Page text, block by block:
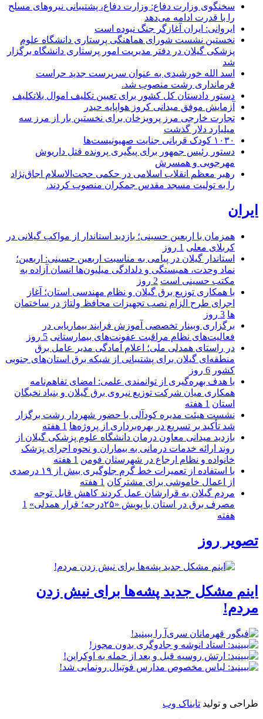
سخنگوی وزارت دفاع: وزارت دفاع، پشتیبانی نیرو‌های مسلح
را با قدرت ادامه می‌دهد
ایروانی: ایران آغازگر جنگ نبوده است
نخستین نشست شورای هماهنگی پرستاری دانشگاه علوم
پزشکی گیلان در دفتر مدیریت امور پرستاری دانشگاه برگزار
شد
اسد الله خورشیدی به عنوان سرپرست جدید حراست
فرمانداری رشت منصوب شد.
دستور دادستان کل کشور برای تعیین تکلیف اموال بلاتکلیف
آزمایش موفق میدانی کروز هواپایه حیدر
تجارت خارجی مرز پرویزخان برای نخستین بار از مرز سه
میلیارد دلار گذشت
۱۰۳۰ کودک قربانی جنایت صهیونیست‌ها
دستور رئیس جمهور برای پیگیری پرونده قتل داریوش
مهرجویی و همسرش
رهبر معظم انقلاب اسلامی در حکمی حجت‌الاسلام اجاق‌نژاد
را به تولیت مسجد مقدس جمکران منصوب کردند.
ایران
همزمان با اربعین حسینی؛ بازدید استاندار از مواکب گیلانی در
کربلای معلی 1 روز
استاندار گیلان در پیامی به مناسبت اربعین حسینی: اربعین؛
نماد وحدت، همبستگی و دلدادگی میلیون‌ها انسان آزاده به
مکتب حسینی است 2 روز
با همکاری توزیع برق گیلان و نظام مهندسی استان؛ آغاز
اجرای طرح الزام نصب تجهیزات محافظ ولتاژ در ساختمان
ها 3 روز
برگزاری وبینار تخصصی آموزش فرایند بیماریابی در
فعالیت‌های نظام مراقبت عفونت‌های بیمارستانی 5 روز
در راستای همدلی ملی؛ اعلام آمادگی مدیر عامل برق
منطقه‌ای گیلان برای پشتیبانی از شبكه برق استان‌های جنوبی
كشور 6 روز
با هدف بهره‌گیری از توانمندی علمی: امضای تفاهم‌نامه
همكاری میان شركت توزیع نیروی برق گیلان و بنیاد نخبگان
استان 1 هفته
نشست هیئت مدیره کودآلی با حضور شهردار رشت برگزار
شد تأکید بر تسریع در بهره‌برداری از پروژه‌ها 1 هفته
بازدید میدانی معاون درمان دانشگاه علوم پزشکی گیلان از
روند ارائه خدمات درمانی به بیماران و نحوه اجرای پزشک
خانواده و نظام ارجاع در شهرستان فومن 1 هفته
با استفاده از تعمیرات خط گرم جلوگیری بیش از ۱۹ درصدی
از اعمال خاموشی برای مشتركان 1 هفته
مردم گیلان به قرارشان عمل کردند كاهش قابل توجه
مصرف برق در استان با پویش «۲۵درجه؛ قرار همدلی»
1
هفته
تصویر روز
اینم مشکل جدید پشه‌ها برای نیش زدن
مردم!
طراحی و تولید تابناک وب